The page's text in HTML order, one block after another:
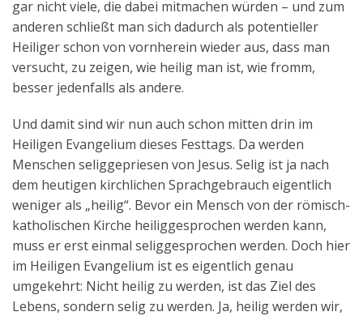
gar nicht viele, die dabei mitmachen würden – und zum
anderen schließt man sich dadurch als potentieller
Heiliger schon von vornherein wieder aus, dass man
versucht, zu zeigen, wie heilig man ist, wie fromm,
besser jedenfalls als andere.
Und damit sind wir nun auch schon mitten drin im
Heiligen Evangelium dieses Festtags. Da werden
Menschen seliggepriesen von Jesus. Selig ist ja nach
dem heutigen kirchlichen Sprachgebrauch eigentlich
weniger als „heilig“. Bevor ein Mensch von der römisch-
katholischen Kirche heiliggesprochen werden kann,
muss er erst einmal seliggesprochen werden. Doch hier
im Heiligen Evangelium ist es eigentlich genau
umgekehrt: Nicht heilig zu werden, ist das Ziel des
Lebens, sondern selig zu werden. Ja, heilig werden wir,